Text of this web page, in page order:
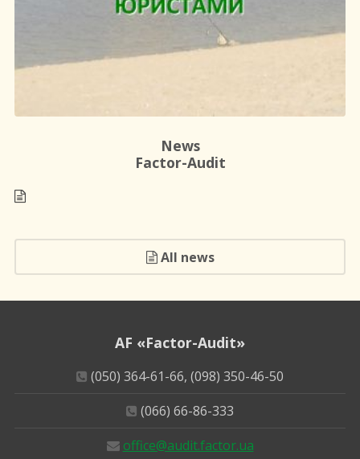
News
Factor-Audit
All news
AF «Factor-Audit»
(050) 364-61-66, (098) 350-46-50
(066) 66-86-333
office@audit.factor.ua